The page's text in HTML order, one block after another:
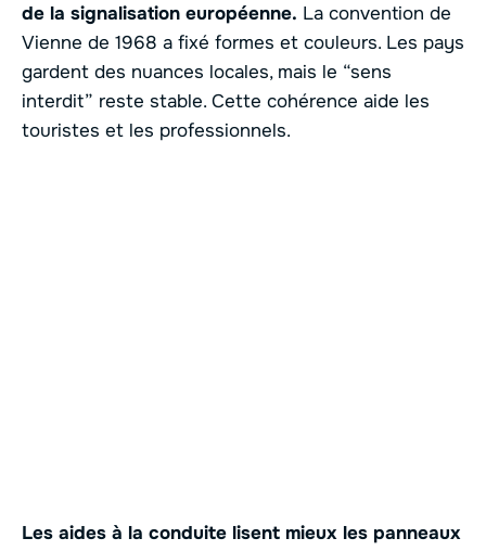
de la signalisation européenne. La convention de
Vienne de 1968 a fixé formes et couleurs. Les pays
gardent des nuances locales, mais le “sens
interdit” reste stable. Cette cohérence aide les
touristes et les professionnels.
Les aides à la conduite lisent mieux les panneaux